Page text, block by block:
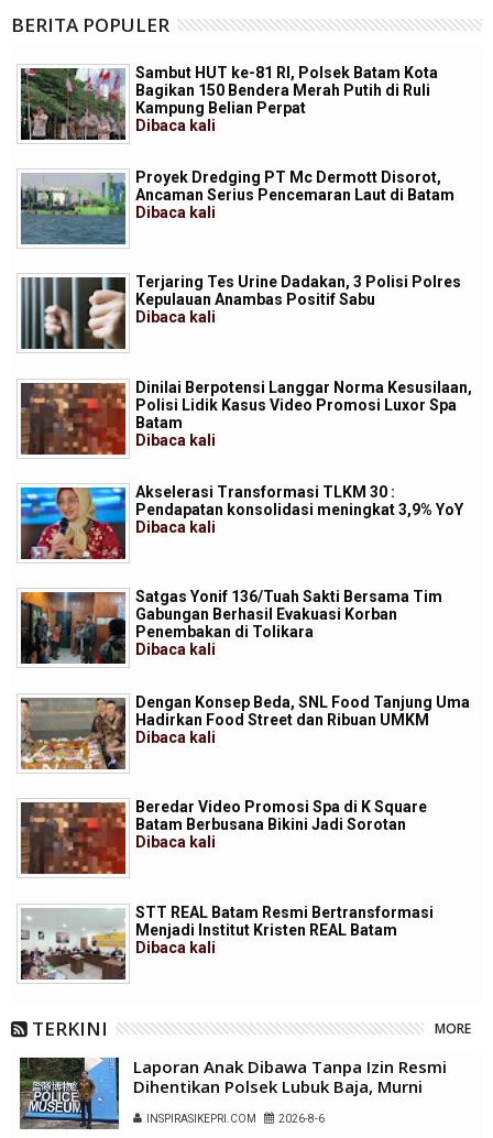
BERITA POPULER
Sambut HUT ke-81 RI, Polsek Batam Kota
Bagikan 150 Bendera Merah Putih di Ruli
Kampung Belian Perpat
Dibaca kali
Proyek Dredging PT Mc Dermott Disorot,
Ancaman Serius Pencemaran Laut di Batam
Dibaca kali
Terjaring Tes Urine Dadakan, 3 Polisi Polres
Kepulauan Anambas Positif Sabu
Dibaca kali
Dinilai Berpotensi Langgar Norma Kesusilaan,
Polisi Lidik Kasus Video Promosi Luxor Spa
Batam
Dibaca kali
Akselerasi Transformasi TLKM 30 :
Pendapatan konsolidasi meningkat 3,9% YoY
Dibaca kali
Satgas Yonif 136/Tuah Sakti Bersama Tim
Gabungan Berhasil Evakuasi Korban
Penembakan di Tolikara
Dibaca kali
Dengan Konsep Beda, SNL Food Tanjung Uma
Hadirkan Food Street dan Ribuan UMKM
Dibaca kali
Beredar Video Promosi Spa di K Square
Batam Berbusana Bikini Jadi Sorotan
Dibaca kali
STT REAL Batam Resmi Bertransformasi
Menjadi Institut Kristen REAL Batam
Dibaca kali
TERKINI MORE
Laporan Anak Dibawa Tanpa Izin Resmi
Dihentikan Polsek Lubuk Baja, Murni
INSPIRASIKEPRI.COM 2026-8-6